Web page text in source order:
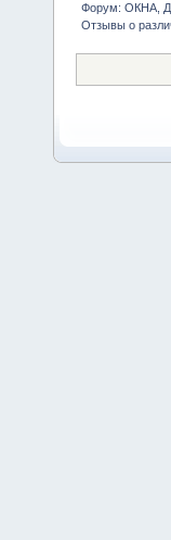
Форум: ОКНА,
Отзывы о